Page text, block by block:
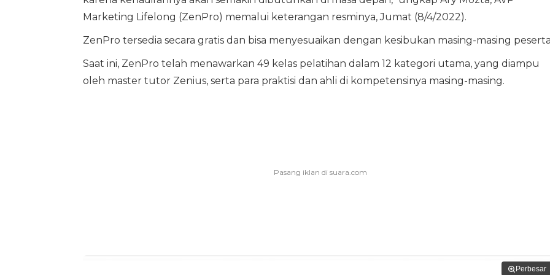
Marketing Lifelong (ZenPro) memalui keterangan resminya, Jumat (8/4/2022).
ZenPro tersedia secara gratis dan bisa menyesuaikan dengan kesibukan masing-masing
Saat ini, ZenPro telah menawarkan 49 kelas pelatihan dalam 12 kategori utama, yang diampu
oleh master tutor Zenius, serta para praktisi dan ahli di kompetensinya masing-masing.
Perbesar